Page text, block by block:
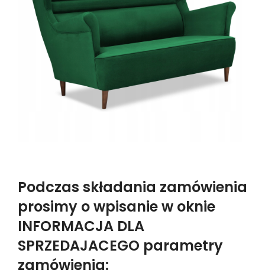
Podczas składania zamówienia
prosimy o wpisanie w oknie
INFORMACJA DLA
SPRZEDAJACEGO parametry
zamówienia: